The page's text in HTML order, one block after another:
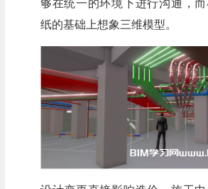
够在统一的环境下进行沟通，
纸的基础上想象三维模型。